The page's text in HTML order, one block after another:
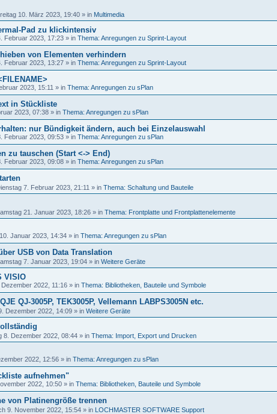
10. März 2023, 19:40 » in Multimedia
Pad zu klickintensiv
Februar 2023, 17:23 » in Thema: Anregungen zu Sprint-Layout
von Elementen verhindern
Februar 2023, 13:27 » in Thema: Anregungen zu Sprint-Layout
2023, 15:11 » in Thema: Anregungen zu sPlan
in Stückliste
2023, 07:38 » in Thema: Anregungen zu sPlan
nur Bündigkeit ändern, auch bei Einzelauswahl
Februar 2023, 09:53 » in Thema: Anregungen zu sPlan
zu tauschen (Start <-> End)
Februar 2023, 09:08 » in Thema: Anregungen zu sPlan
7. Februar 2023, 21:11 » in Thema: Schaltung und Bauteile
21. Januar 2023, 18:26 » in Thema: Frontplatte und Frontplattenelemente
Januar 2023, 14:34 » in Thema: Anregungen zu sPlan
USB von Data Translation
7. Januar 2023, 19:04 » in Weitere Geräte
VISIO
2022, 11:16 » in Thema: Bibliotheken, Bauteile und Symbole
QJ-3005P, TEK3005P, Vellemann LABPS3005N etc.
Dezember 2022, 14:09 » in Weitere Geräte
8. Dezember 2022, 08:44 » in Thema: Import, Export und Drucken
2022, 12:56 » in Thema: Anregungen zu sPlan
aufnehmen"
2022, 10:50 » in Thema: Bibliotheken, Bauteile und Symbole
von Platinengröße trennen
9. November 2022, 15:54 » in LOCHMASTER SOFTWARE Support